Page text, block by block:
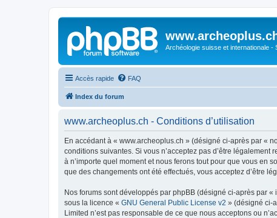
Archéologie suisse et internationale -
Accès rapide FAQ
Index du forum
www.archeoplus.ch - Conditions d’utilisation
En accédant à « www.archeoplus.ch » (désigné ci-après par «
conditions suivantes. Si vous n’acceptez pas d’être
à n’importe quel moment et nous ferons tout pour que vous en
que des changements ont été effectués, vous acceptez d’être
Nos forums sont développés par phpBB (désigné ci-après par
sous la licence « GNU General Public License v2 » (désigné ci-
Limited n’est pas responsable de ce que nous acceptons ou